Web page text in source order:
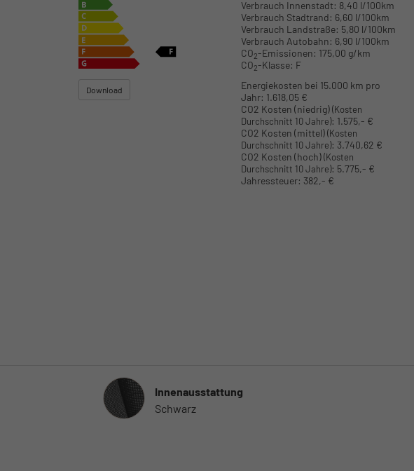
Verbrauch Innenstadt: 8,40 l/100km
Verbrauch Stadtrand: 6,60 l/100km
Verbrauch Landstraße: 5,80 l/100km
Verbrauch Autobahn: 6,90 l/100km
CO2-Emissionen: 175,00 g/km
CO2-Klasse: F
Download
Energiekosten bei 15.000 km pro
Jahr: 1.618,05 €
CO2 Kosten (niedrig)(Kosten
Durchschnitt 10 Jahre): 1.575,- €
CO2 Kosten (mittel)(Kosten
Durchschnitt 10 Jahre): 3.740,62 €
CO2 Kosten (hoch)(Kosten
Durchschnitt 10 Jahre): 5.775,- €
Jahressteuer: 382,- €
InnenausstattungInnenausstattung
Schwarz